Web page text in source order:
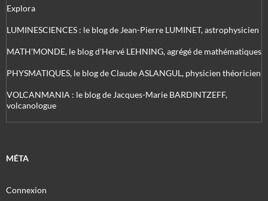
Explora
LUMINESCIENCES : le blog de Jean-Pierre LUMINET, astrophysicien
MATH'MONDE, le blog d'Hervé LEHNING, agrégé de mathématiques
PHYSMATIQUES, le blog de Claude ASLANGUL, physicien théoricien
VOLCANMANIA : le blog de Jacques-Marie BARDINTZEFF,
volcanologue
MÉTA
Connexion